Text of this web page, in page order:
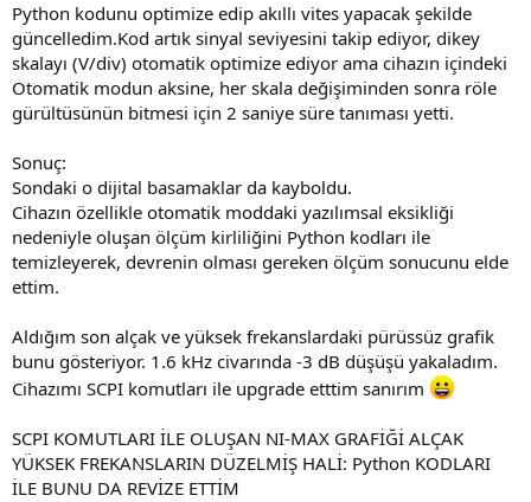
Python kodunu optimize edip akıllı vites yapacak şekilde
güncelledim.Kod artık sinyal seviyesini takip ediyor, dikey
skalayı (V/div) otomatik optimize ediyor ama cihazın içindeki
Otomatik modun aksine, her skala değişiminden sonra röle
gürültüsünün bitmesi için 2 saniye süre tanıması yetti.
Sonuç:
Sondaki o dijital basamaklar da kayboldu.
Cihazın özellikle otomatik moddaki yazılımsal eksikliği
nedeniyle oluşan ölçüm kirliliğini Python kodları ile
temizleyerek, devrenin olması gereken ölçüm sonucunu elde
ettim.
Aldığım son alçak ve yüksek frekanslardaki pürüssüz grafik
bunu gösteriyor. 1.6 kHz civarında -3 dB düşüşü yakaladım.
Cihazımı SCPI komutları ile upgrade etttim sanırım
SCPI KOMUTLARI İLE OLUŞAN NI-MAX GRAFİĞİ ALÇAK
YÜKSEK FREKANSLARIN DÜZELMİŞ HALİ: Python KODLARI
İLE BUNU DA REVİZE ETTİM